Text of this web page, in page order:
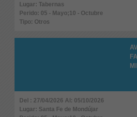
Lugar: Tabernas
Perido: 05 - Mayo;10 - Octubre
Tipo: Otros
Del : 27/04/2026 Al: 05/10/2026
Lugar: Santa Fe de Mondújar